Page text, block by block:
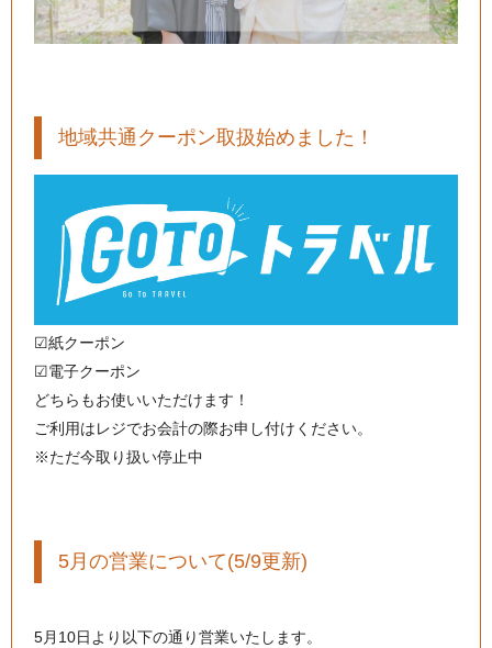
地域共通クーポン取扱始めました！
☑︎紙クーポン
☑︎電子クーポン
どちらもお使いいただけます！
ご利用はレジでお会計の際お申し付けください。
※ただ今取り扱い停止中
5月の営業について(5/9更新)
5月10日より以下の通り営業いたします。